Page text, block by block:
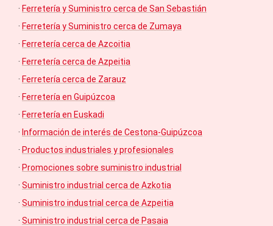
· Ferretería y Suministro cerca de San Sebastián
· Ferretería y Suministro cerca de Zumaya
· Ferretería cerca de Azcoitia
· Ferretería cerca de Azpeitia
· Ferretería cerca de Zarauz
· Ferretería en Guipúzcoa
· Ferretería en Euskadi
· Información de interés de Cestona-Guipúzcoa
· Productos industriales y profesionales
· Promociones sobre suministro industrial
· Suministro industrial cerca de Azkotia
· Suministro industrial cerca de Azpeitia
· Suministro industrial cerca de Pasaia